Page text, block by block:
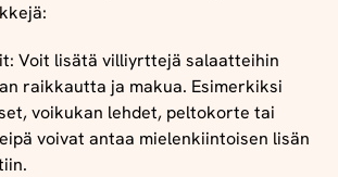
Voit lisätä villiyrttejä salaatteihin
raikkautta ja makua. Esimerkiksi
voikukan lehdet, peltokorte tai
voivat antaa mielenkiintoisen lisän